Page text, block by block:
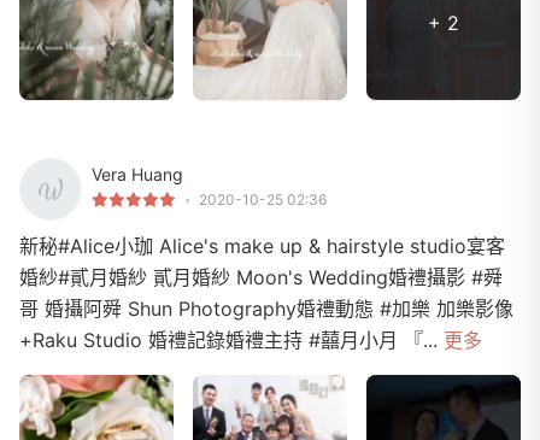
+ 2
Vera Huang
2020-10-25 02:36
新秘#Alice小珈 Alice's make up & hairstyle studio宴客
婚紗#貳月婚紗 貳月婚紗 Moon's Wedding婚禮攝影 #舜
哥 婚攝阿舜 Shun Photography婚禮動態 #加樂 加樂影像
+Raku Studio 婚禮記錄婚禮主持 #囍月小月 『... 更多